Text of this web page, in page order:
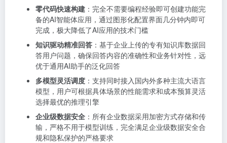
零代码快速构建 ：完全不需要编程经验即可创建功能完
备的AI智能体应用，通过图形化配置界面几分钟内即可
完成，极大降低了AI应用的技术门槛
知识驱动精准回答 ：基于企业上传的专有知识库数据回
答用户问题，确保回答内容的准确性和业务针对性，远
优于通用AI助手的泛化回答
多模型灵活调度 ：支持同时接入国内外多种主流大语言
模型，用户可根据具体场景的性能需求和成本预算灵活
选择最优的推理引擎
企业级数据安全 ：所有企业数据采用加密方式存储和传
输，严格不用于模型训练，完全满足企业级数据安全合
规和隐私保护的严格要求